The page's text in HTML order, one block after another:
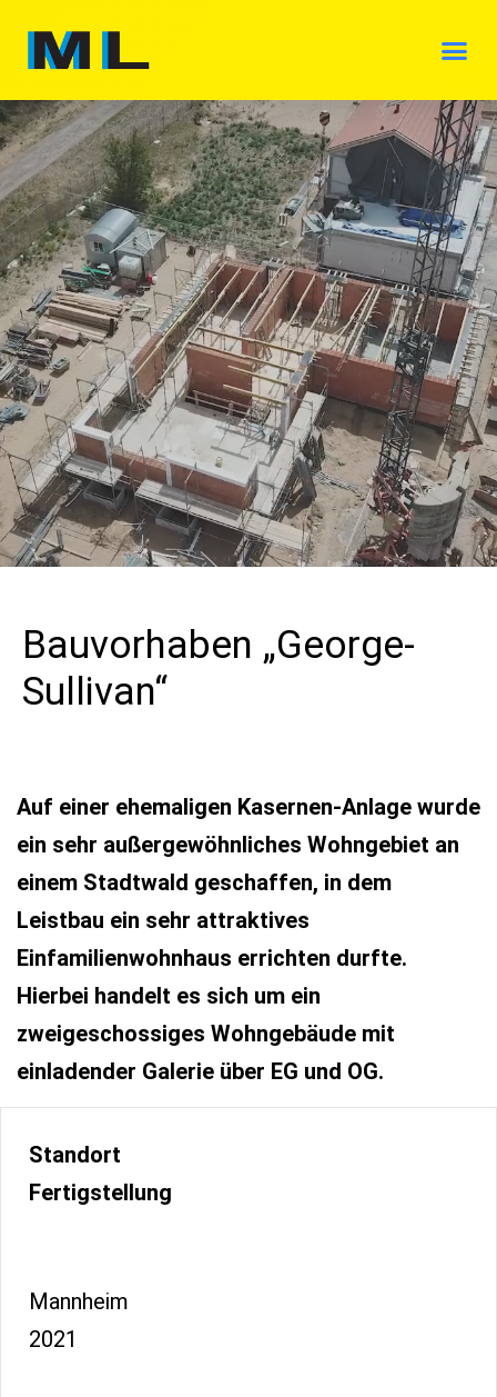
Bauvorhaben „George-
Sullivan“
Auf einer ehemaligen Kasernen-Anlage wurde
ein sehr außergewöhnliches Wohngebiet an
einem Stadtwald geschaffen, in dem
Leistbau ein sehr attraktives
Einfamilienwohnhaus errichten durfte.
Hierbei handelt es sich um ein
zweigeschossiges Wohngebäude mit
einladender Galerie über EG und OG.
Standort
Fertigstellung
Mannheim
2021